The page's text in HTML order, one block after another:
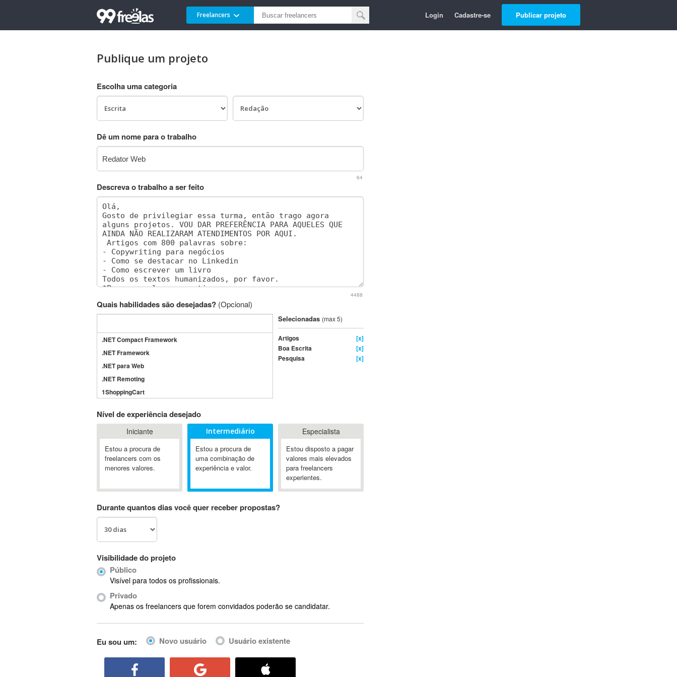
Freelancers Login Cadastre-se Publicar projeto
Publique um projeto
Escolha uma categoria
Dê um nome para o trabalho
64
Descreva o trabalho a ser feito
4488
Quais habilidades são desejadas? (Opcional)
.NET Compact Framework
.NET Framework
.NET para Web
.NET Remoting
1ShoppingCart
3GSM
4D Dimension
802.11
A&P
A-GPS
Ab Initio
ABIS
AbleCommerce
Ableton Live
Abstract Window Toolkit (AWT)
Selecionadas (max 5)
Artigos
[x]
Boa Escrita
[x]
Pesquisa
[x]
Nível de experiência desejado
Iniciante
Estou a procura de
freelancers com os
menores valores.
Intermediário
Estou a procura de
uma combinação de
experiência e valor.
Especialista
Estou disposto a pagar
valores mais elevados
para freelancers
experientes.
Durante quantos dias você quer receber propostas?
Visibilidade do projeto
Público
Visível para todos os profissionais.
Privado
Apenas os freelancers que forem convidados poderão se candidatar.
Eu sou um: Novo usuário Usuário existente